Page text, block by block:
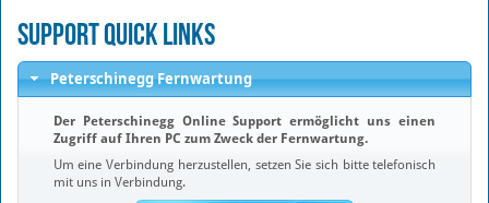
• Bessere Kontrolle über die Update-Erfahrung der Benutzer
• Verbesserte Sicherheit und Leistung
Als Kunden erhalten Sie eine E-Mail-Benachrichtigung.
Sie erhalten Autodesk Access automatisch, wenn sie derzeit die
Autodesk-Desktop-App (ADA) haben oder wenn sie ab dem 15.
März ein Produkt installieren.
Außerdem können sie nach dem 14. März Autodesk Access
herunterladen.
Support Quick Links
Peterschinegg Fernwartung
Der Peterschinegg Online Support ermöglicht uns einen
Zugriff auf Ihren PC zum Zweck der Fernwartung.
Um eine Verbindung herzustellen, setzen Sie sich bitte telefonisch
mit uns in Verbindung.